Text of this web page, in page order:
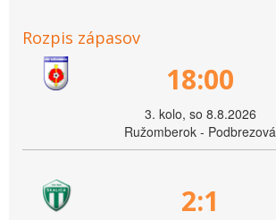
Rozpis zápasov
18:00
3. kolo, so 8.8.2026
Ružomberok - Podbrezová
2:1